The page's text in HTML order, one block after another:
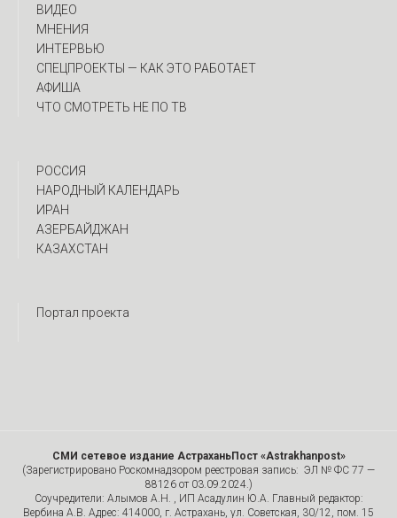
ВИДЕО
МНЕНИЯ
ИНТЕРВЬЮ
CПЕЦПРОЕКТЫ — КАК ЭТО РАБОТАЕТ
АФИША
ЧТО СМОТРЕТЬ НЕ ПО ТВ
РОССИЯ
НАРОДНЫЙ КАЛЕНДАРЬ
ИРАН
АЗЕРБАЙДЖАН
КАЗАХСТАН
Портал проекта
СМИ сетевое издание АстраханьПост «Astrakhanpost»
(Зарегистрировано Роскомнадзором реестровая запись: ЭЛ № ФС 77 —
88126 от 03.09.2024.)
Соучредители: Алымов А.Н. , ИП Асадулин Ю.А. Главный редактор:
Вербина А.В. Адрес: 414000, г. Астрахань, ул. Советская, 30/12, пом. 15